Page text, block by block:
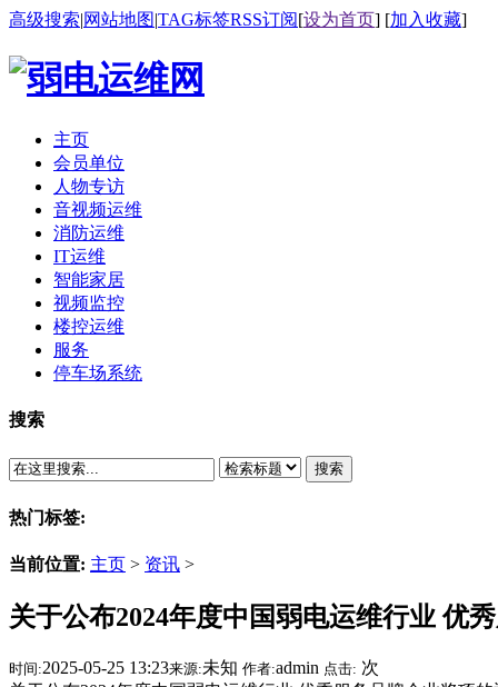
高级搜索|网站地图|TAG标签RSS订阅[设为首页] [加入收藏]
主页
会员单位
人物专访
音视频运维
消防运维
IT运维
智能家居
视频监控
楼控运维
服务
停车场系统
搜索
搜索
热门标签:
当前位置: 主页 > 资讯 >
关于公布2024年度中国弱电运维行业 优
时间:2025-05-25 13:23来源:未知 作者:admin 点击: 次